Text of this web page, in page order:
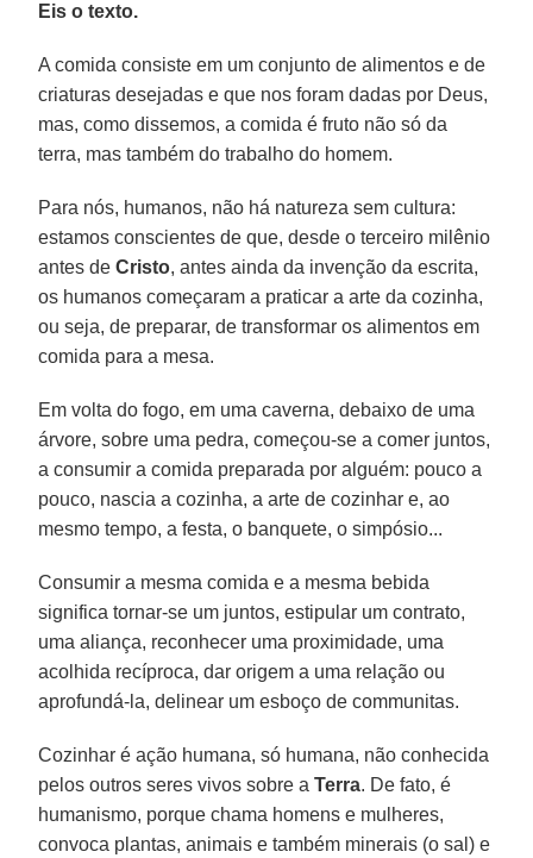
Eis o texto.
A comida consiste em um conjunto de alimentos e de
criaturas desejadas e que nos foram dadas por Deus,
mas, como dissemos, a comida é fruto não só da
terra, mas também do trabalho do homem.
Para nós, humanos, não há natureza sem cultura:
estamos conscientes de que, desde o terceiro milênio
antes deCristo, antes ainda da invenção da escrita,
os humanos começaram a praticar a arte da cozinha,
ou seja, de preparar, de transformar os alimentos em
comida para a mesa.
Em volta do fogo, em uma caverna, debaixo de uma
árvore, sobre uma pedra, começou-se a comer juntos,
a consumir a comida preparada por alguém: pouco a
pouco, nascia a cozinha, a arte de cozinhar e, ao
mesmo tempo, a festa, o banquete, o simpósio...
Consumir a mesma comida e a mesma bebida
significa tornar-se um juntos, estipular um contrato,
uma aliança, reconhecer uma proximidade, uma
acolhida recíproca, dar origem a uma relação ou
aprofundá-la, delinear um esboço de communitas.
Cozinhar é ação humana, só humana, não conhecida
pelos outros seres vivos sobre aTerra. De fato, é
humanismo, porque chama homens e mulheres,
convoca plantas, animais e também minerais (o sal) e